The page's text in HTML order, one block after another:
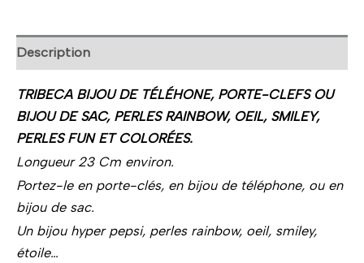
Description
TRIBECA BIJOU DE TÉLÉHONE, PORTE-CLEFS OU
BIJOU DE SAC, PERLES RAINBOW, OEIL, SMILEY,
PERLES FUN ET COLORÉES.
Longueur 23 Cm environ.
Portez-le en porte-clés, en bijou de téléphone, ou en
bijou de sac.
Un bijou hyper pepsi, perles rainbow, oeil, smiley,
étoile…